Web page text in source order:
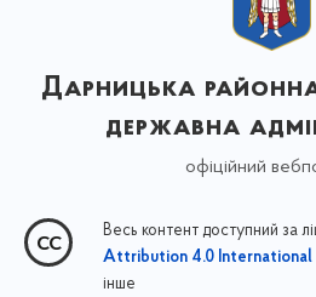
Дарницька районна
державна
офіційний
Весь контент доступний за
Attribution 4.0 International
інше